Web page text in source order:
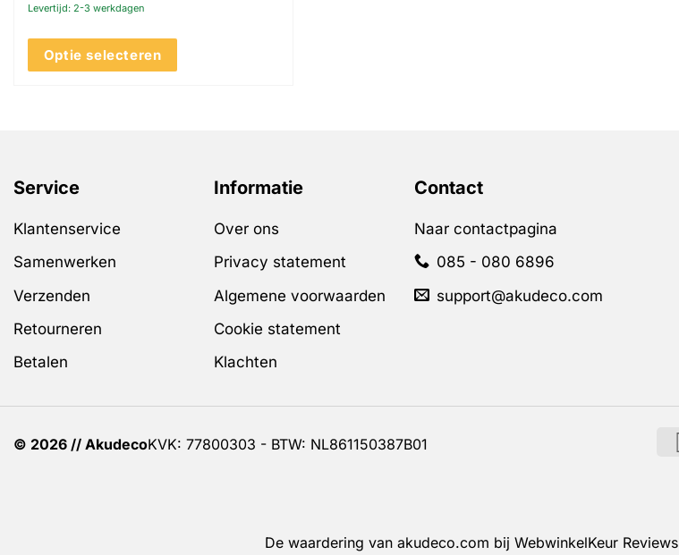
Levertijd: 2-3 werkdagen
Optie selecteren
Deze
kan
worden
de
productpagina
Service
Klantenservice
Samenwerken
Verzenden
Retourneren
Betalen
Informatie
Over ons
Privacy statement
Algemene voorwaarden
Cookie statement
Klachten
Contact
Naar contactpagina
085 - 080 6896
support@akudeco.com
© 2026 // AkudecoKVK: 77800303 - BTW: NL861150387B01
De waardering van akudeco.com bij WebwinkelKeur Reviews